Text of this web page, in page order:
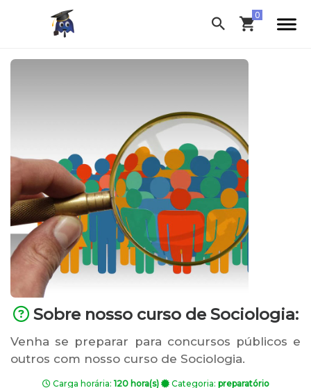
Sobre nosso curso de Sociologia:
Venha se preparar para concursos públicos e
outros com nosso curso de Sociologia.
Carga horária: 120 hora(s) Categoria: preparatório